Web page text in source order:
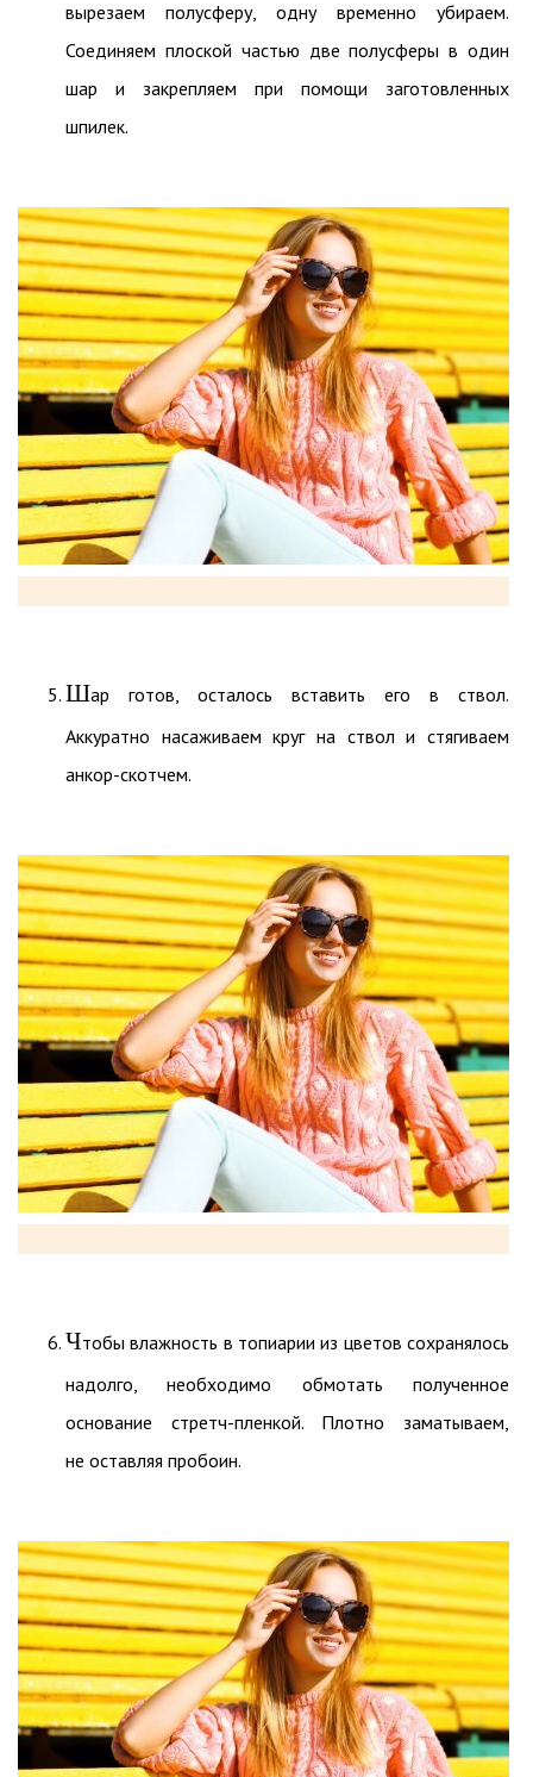
вырезаем полусферу, одну временно убираем.
Соединяем плоской частью две полусферы в один
шар и закрепляем при помощи заготовленных
шпилек.
Шар готов, осталось вставить его в ствол.
Аккуратно насаживаем круг на ствол и стягиваем
анкор-скотчем.
Чтобы влажность в топиарии из цветов сохранялось
надолго, необходимо обмотать полученное
основание стретч-пленкой. Плотно заматываем,
не оставляя пробоин.